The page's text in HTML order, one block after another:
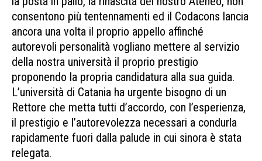
consentono più tentennamenti ed il Codacons lancia
ancora una volta il proprio appello affinché
autorevoli personalità vogliano mettere al servizio
della nostra università il proprio prestigio
proponendo la propria candidatura alla sua guida.
L’università di Catania ha urgente bisogno di un
Rettore che metta tutti d’accordo, con l’esperienza,
il prestigio e l’autorevolezza necessari a condurla
rapidamente fuori dalla palude in cui sinora è stata
relegata.